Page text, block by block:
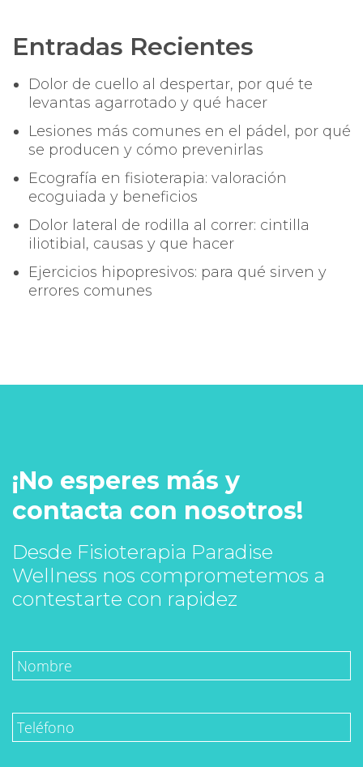
Entradas Recientes
Dolor de cuello al despertar, por qué te
levantas agarrotado y qué hacer
Lesiones más comunes en el pádel, por qué
se producen y cómo prevenirlas
Ecografía en fisioterapia: valoración
ecoguiada y beneficios
Dolor lateral de rodilla al correr: cintilla
iliotibial, causas y que hacer
Ejercicios hipopresivos: para qué sirven y
errores comunes
¡No esperes más y
contacta con nosotros!
Desde Fisioterapia Paradise
Wellness nos comprometemos a
contestarte con rapidez